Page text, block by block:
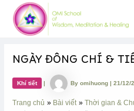
content
NGÀY ĐÔNG CHÍ &
Khí tiết | Byomihuong|21/12/
Trang chủ Bài viết Thời gian &
Post
navigation
CHUYÊN
MỤC: